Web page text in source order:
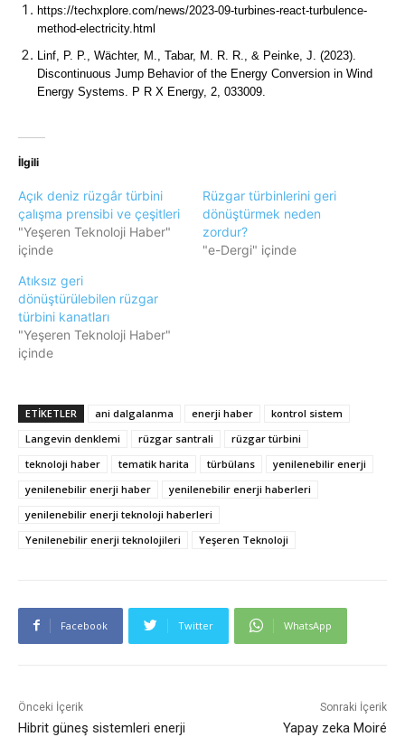
https://techxplore.com/news/2023-09-turbines-react-turbulence-
method-electricity.html
Linf, P. P., Wächter, M., Tabar, M. R. R., & Peinke, J. (2023).
Discontinuous Jump Behavior of the Energy Conversion in Wind
Energy Systems. P R X Energy, 2, 033009.
İlgili
Açık deniz rüzgâr türbini
çalışma prensibi ve çeşitleri
"Yeşeren Teknoloji Haber"
içinde
Rüzgar türbinlerini geri
dönüştürmek neden
zordur?
"e-Dergi" içinde
Atıksız geri
dönüştürülebilen rüzgar
türbini kanatları
"Yeşeren Teknoloji Haber"
içinde
ETIKETLER ani dalgalanma enerji haber
kontrol sistem
Langevin denklemi
rüzgar santrali
rüzgar türbini
teknoloji haber
tematik harita türbülans
yenilenebilir enerji
yenilenebilir enerji haber
yenilenebilir enerji haberleri
yenilenebilir enerji teknoloji haberleri
Yenilenebilir enerji teknolojileri
Yeşeren Teknoloji
Facebook Twitter WhatsApp
Önceki İçerik
Hibrit güneş sistemleri enerji
Sonraki İçerik
Yapay zeka Moiré